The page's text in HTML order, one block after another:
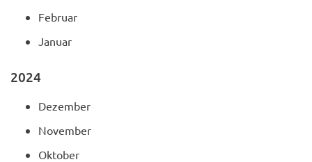
Februar
Januar
2024
Dezember
November
Oktober